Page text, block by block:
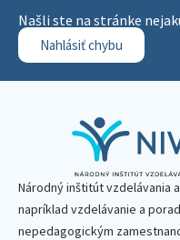
Našli ste na stránke
Nahlásiť chybu
Národný inštitút vzdelávania
napríklad vzdelávanie a
nepedagogickým